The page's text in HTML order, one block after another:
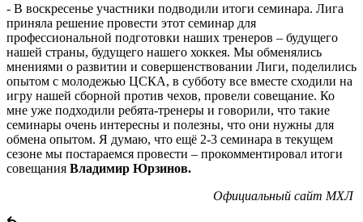
- В воскресенье участники подводили итоги семинара. Лига
приняла решение провести этот семинар для
профессиональной подготовки наших тренеров – будущего
нашей страны, будущего нашего хоккея. Мы обменялись
мнениями о развитии и совершенствовании Лиги, поделились
опытом с молодежью ЦСКА, в субботу все вместе сходили на
игру нашей сборной против чехов, провели совещание. Ко
мне уже подходили ребята-тренеры и говорили, что такие
семинары очень интересны и полезны, что они нужны для
обмена опытом. Я думаю, что ещё 2-3 семинара в текущем
сезоне мы постараемся провести – прокомментировал итоги
совещания Владимир Юрзинов.
Официальный сайт МХЛ